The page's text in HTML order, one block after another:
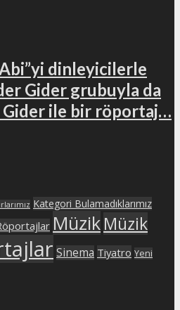
dinleyicilerle
Gider grubuyla da
Gider ile bir röportaj…
Kategori Bulamadıklarımız
MüzikMüzik
Sinema Tiyatro Yeni